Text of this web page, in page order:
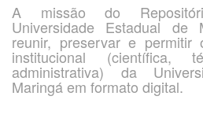
A missão do
Universidade Estadual de
reunir, preservar e
institucional (científica,
administrativa) da
Maringá em formato digital.